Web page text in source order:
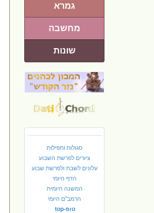
גמרא
מחשבה
שונות
סגולות ותפילות
ציורים לפרשת השבוע
עלונים לשבת ולפרשת שבוע
הדף היומי
המשנה היומית
הרמב"ם היומי
טופ-top